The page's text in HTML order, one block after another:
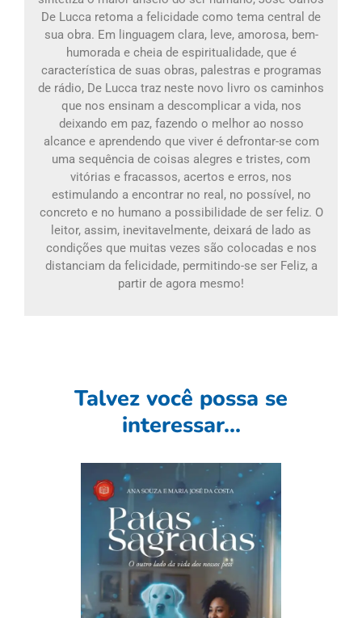
De Lucca retoma a felicidade como tema central de
sua obra. Em linguagem clara, leve, amorosa, bem-
humorada e cheia de espiritualidade, que é
característica de suas obras, palestras e programas
de rádio, De Lucca traz neste novo livro os caminhos
que nos ensinam a descomplicar a vida, nos
deixando em paz, fazendo o melhor ao nosso
alcance e aprendendo que viver é defrontar-se com
uma sequência de coisas alegres e tristes, com
vitórias e fracassos, acertos e erros, nos
estimulando a encontrar no real, no possível, no
concreto e no humano a possibilidade de ser feliz. O
leitor, assim, inevitavelmente, deixará de lado as
condições que muitas vezes são colocadas e nos
distanciam da felicidade, permitindo-se ser Feliz, a
partir de agora mesmo!
Talvez você possa se
interessar...